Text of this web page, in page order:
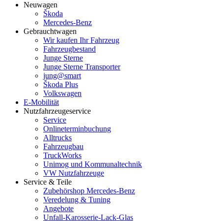
Neuwagen
Škoda
Mercedes-Benz
Gebrauchtwagen
Wir kaufen Ihr Fahrzeug
Fahrzeugbestand
Junge Sterne
Junge Sterne Transporter
jung@smart
Škoda Plus
Volkswagen
E-Mobilität
Nutzfahrzeugeservice
Service
Onlineterminbuchung
Alltrucks
Fahrzeugbau
TruckWorks
Unimog und Kommunaltechnik
VW Nutzfahrzeuge
Service & Teile
Zubehörshop Mercedes-Benz
Veredelung & Tuning
Angebote
Unfall-Karosserie-Lack-Glas